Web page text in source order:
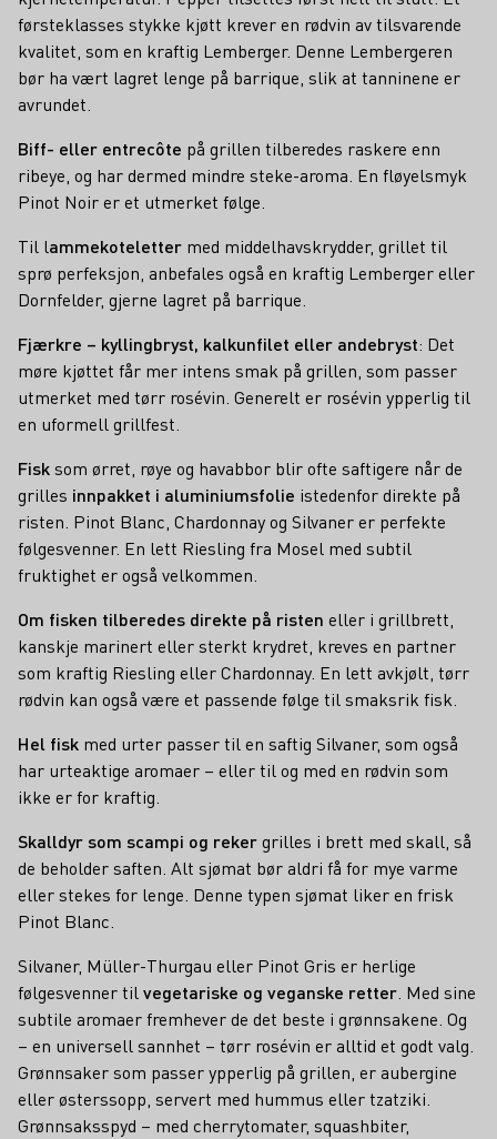
førsteklasses stykke kjøtt krever en rødvin av tilsvarende
kvalitet, som en kraftig Lemberger. Denne Lembergeren
bør ha vært lagret lenge på barrique, slik at tanninene er
avrundet.
Biff- eller entrecôte på grillen tilberedes raskere enn
ribeye, og har dermed mindre steke-aroma. En fløyelsmyk
Pinot Noir er et utmerket følge.
Til lammekoteletter med middelhavskrydder, grillet til
sprø perfeksjon, anbefales også en kraftig Lemberger eller
Dornfelder, gjerne lagret på barrique.
Fjærkre – kyllingbryst, kalkunfilet eller andebryst: Det
møre kjøttet får mer intens smak på grillen, som passer
utmerket med tørr rosévin. Generelt er rosévin ypperlig til
en uformell grillfest.
Fisksom ørret, røye og havabbor blir ofte saftigere når de
grilles innpakket i aluminiumsfolie istedenfor direkte på
risten. Pinot Blanc, Chardonnay og Silvaner er perfekte
følgesvenner. En lett Riesling fra Mosel med subtil
fruktighet er også velkommen.
Om fisken tilberedes direkte på risten eller i grillbrett,
kanskje marinert eller sterkt krydret, kreves en partner
som kraftig Riesling eller Chardonnay. En lett avkjølt, tørr
rødvin kan også være et passende følge til smaksrik fisk.
Hel fisk med urter passer til en saftig Silvaner, som også
har urteaktige aromaer – eller til og med en rødvin som
ikke er for kraftig.
Skalldyr som scampi og rekergrilles i brett med skall, så
de beholder saften. Alt sjømat bør aldri få for mye varme
eller stekes for lenge. Denne typen sjømat liker en frisk
Pinot Blanc.
Silvaner, Müller-Thurgau eller Pinot Gris er herlige
følgesvenner til vegetariske og veganske retter . Med sine
subtile aromaer fremhever de det beste i grønnsakene. Og
– en universell sannhet – tørr rosévin er alltid et godt valg.
Grønnsaker som passer ypperlig på grillen, er aubergine
eller østerssopp, servert med hummus eller tzatziki.
Grønnsaksspyd – med cherrytomater, squashbiter,